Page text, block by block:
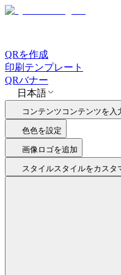
QRを作成
印刷テンプレート
QRバナー
日本語
コンテンツ コンテンツを入
色色を設定
画像ロゴを追加
スタイルスタイルをカスタ